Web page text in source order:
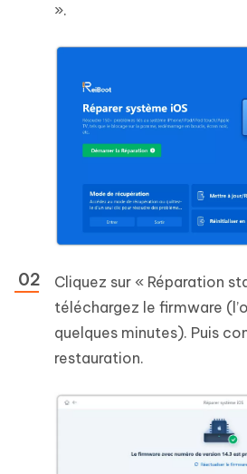
».
Cliquez sur « Réparation
téléchargez le firmware
quelques minutes). Puis
restauration.